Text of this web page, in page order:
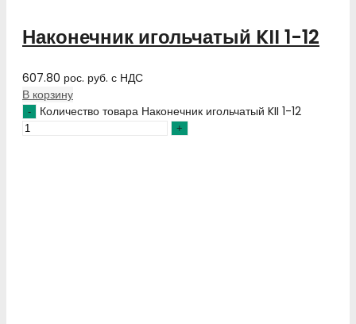
Наконечник игольчатый KII 1-12
607.80 рос. руб. с НДС
В корзину
Количество товара Наконечник игольчатый KII 1-12